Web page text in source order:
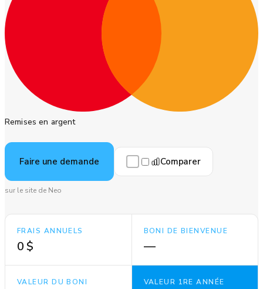
Remises en argent
Faire une demande Comparer
sur le site de Neo
FRAIS ANNUELS
0 $
BONI DE BIENVENUE
—
VALEUR DU BONI VALEUR 1RE ANNÉE